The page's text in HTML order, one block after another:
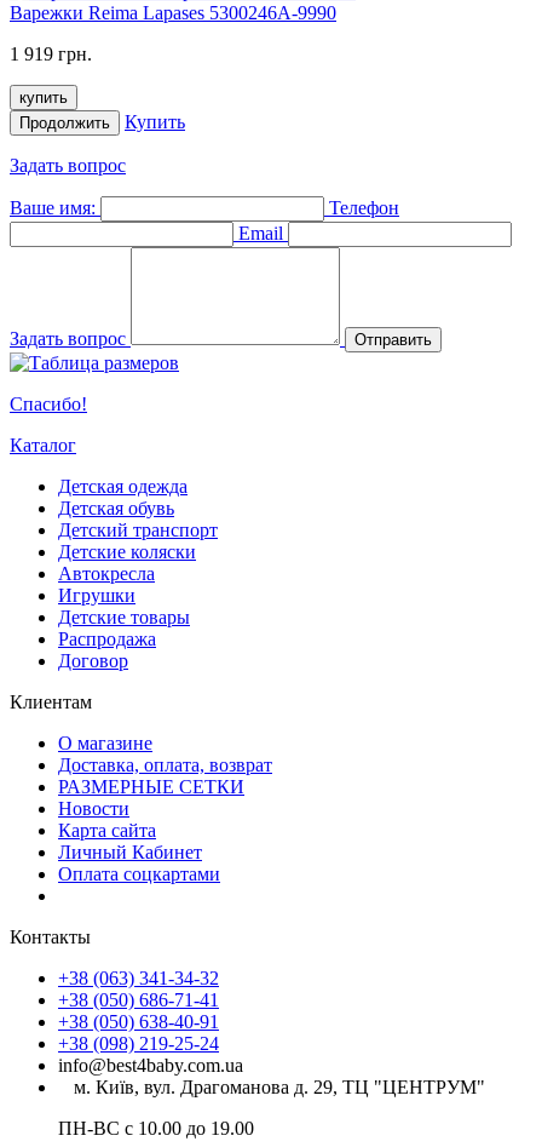
Варежки Reima Lapases 5300246A-9990
1 919 грн.
купить
Продолжить
Купить
Задать вопрос
Ваше имя:
Телефон
Email
Задать вопрос Отправить
Спасибо!
Каталог
Детская одежда
Детская обувь
Детский транспорт
Детские коляски
Автокресла
Игрушки
Детские товары
Распродажа
Договор
Клиентам
О магазине
Доставка, оплата, возврат
РАЗМЕРНЫЕ СЕТКИ
Новости
Карта сайта
Личный Кабинет
Оплата соцкартами
Контакты
+38 (063) 341-34-32
+38 (050) 686-71-41
+38 (050) 638-40-91
+38 (098) 219-25-24
info@best4baby.com.ua
м. Київ, вул. Драгоманова д. 29, ТЦ "ЦЕНТРУМ"
ПН-ВС с 10.00 до 19.00